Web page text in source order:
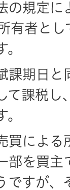
の規定
有者とし
課期日
て課税し
買による
部を買主
ですが、